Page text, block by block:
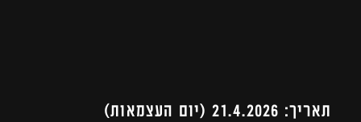
תאריך: 21.4.2026 (יום העצמאות)